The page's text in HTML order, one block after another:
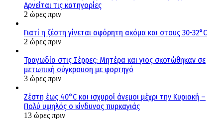
Αρνείται τις κατηγορίες
2 ώρες πριν
Γιατί η ζέστη γίνεται αφόρητη ακόμα και στους 30-32°C
2 ώρες πριν
Τραγωδία στις Σέρρες: Μητέρα και γιος σκοτώθηκαν σε
μετωπική σύγκρουση με φορτηγό
3 ώρες πριν
Ζέστη έως 40°C και ισχυροί άνεμοι μέχρι την Κυριακή –
Πολύ υψηλός ο κίνδυνος πυρκαγιάς
13 ώρες πριν